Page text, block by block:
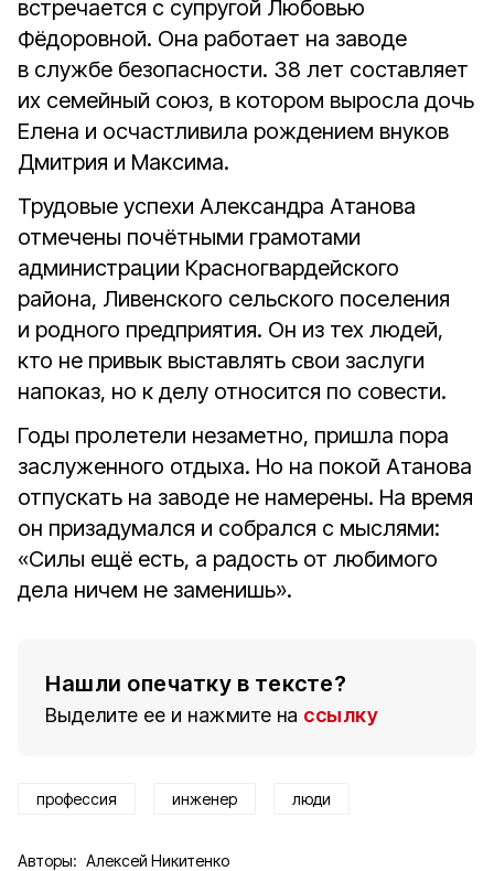
встречается с супругой Любовью
Фёдоровной. Она работает на заводе
в службе безопасности. 38 лет составляет
их семейный союз, в котором выросла дочь
Елена и осчастливила рождением внуков
Дмитрия и Максима.
Трудовые успехи Александра Атанова
отмечены почётными грамотами
администрации Красногвардейского
района, Ливенского сельского поселения
и родного предприятия. Он из тех людей,
кто не привык выставлять свои заслуги
напоказ, но к делу относится по совести.
Годы пролетели незаметно, пришла пора
заслуженного отдыха. Но на покой Атанова
отпускать на заводе не намерены. На время
он призадумался и собрался с мыслями:
«Силы ещё есть, а радость от любимого
дела ничем не заменишь».
Нашли опечатку в тексте?
Выделите ее и нажмите на ссылку
профессия инженер люди
Авторы: Алексей Никитенко